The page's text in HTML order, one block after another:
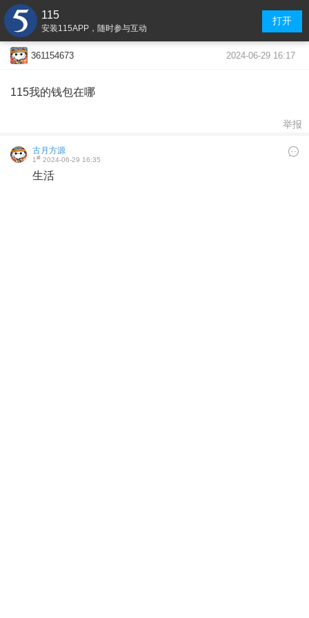
115
安装115APP，随时参与互动
打开
361154673 2024-06-29 16:17
115我的钱包在哪
举报
古月方源
1# 2024-06-29 16:35
生活